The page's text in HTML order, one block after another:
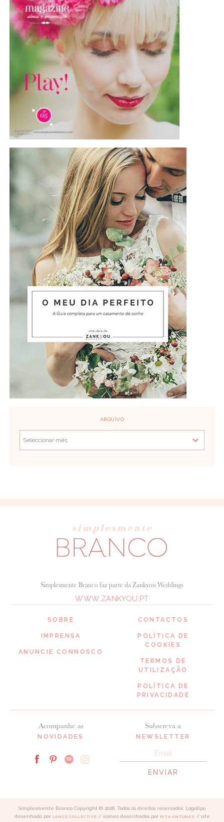
ARQUIVO
SOBRE
IMPRENSA
ANUNCIE CONNOSCO
Acompanhe as
NOVIDADES
Simplesmente Branco faz parte da Zankyou Weddings
WWW.ZANKYOU.PT
Subscreva a
NEWSLETTER
CONTACTOS
POLÍTICA DE
COOKIES
TERMOS DE
UTILIZAÇÃO
POLÍTICA DE
PRIVACIDADE
Simplesmente Branco Copyright © 2026. Todos os direitos reservados. Logotipo
desenhado por LANCE COLLECTIVE / ícones desenhados por RITA ANTUNES
/ site